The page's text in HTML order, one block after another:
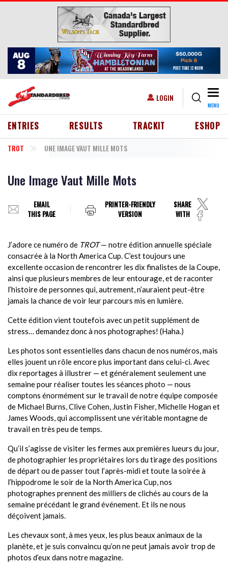
Skip to main content
USER ACCOUNT MENU
LOGIN
MENU
HEADER MENU
ENTRIES RESULTS TRACKIT ESHOP
TROT UNE IMAGE VAUT MILLE MOTS
Une Image Vaut Mille Mots
EMAIL
THIS PAGE
PRINTER-FRIENDLY
VERSION
SHARE
WITH
J’adore ce numéro de TROT— notre édition annuelle spéciale
consacrée à la North America Cup. C’est toujours une
excellente occasion de rencontrer les dix finalistes de la Coupe,
ainsi que plusieurs membres de leur entourage, et de raconter
l’histoire de personnes qui, autrement, n’auraient peut-être
jamais la chance de voir leur parcours mis en lumière.
Cette édition vient toutefois avec un petit supplément de
stress… demandez donc à nos photographes! (Haha.)
Les photos sont essentielles dans chacun de nos numéros, mais
elles jouent un rôle encore plus important dans celui-ci. Avec
dix reportages à illustrer — et généralement seulement une
semaine pour réaliser toutes les séances photo — nous
comptons énormément sur le travail de notre équipe composée
de Michael Burns, Clive Cohen, Justin Fisher, Michelle Hogan et
James Woods, qui accomplissent une véritable montagne de
travail en très peu de temps.
Qu’il s’agisse de visiter les fermes aux premières lueurs du jour,
de photographier les propriétaires lors du tirage des positions
de départ ou de passer tout l’après-midi et toute la soirée à
l’hippodrome le soir de la North America Cup, nos
photographes prennent des milliers de clichés au cours de la
semaine précédant le grand événement. Et ils ne nous
déçoivent jamais.
Les chevaux sont, à mes yeux, les plus beaux animaux de la
planète, et je suis convaincu qu’on ne peut jamais avoir trop de
photos d’eux dans notre magazine.